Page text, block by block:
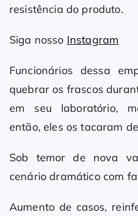
resistência do produto.
Siga nosso Instagram
Funcionários dessa
quebrar os frascos
em seu laboratório,
então, eles os tacaram
Sob temor de nova
cenário dramático com
Aumento de casos,